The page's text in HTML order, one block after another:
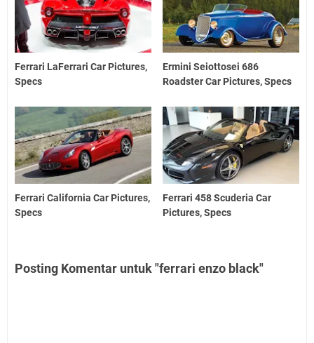
Ferrari LaFerrari Car Pictures,
Specs
Ermini Seiottosei 686
Roadster Car Pictures, Specs
Ferrari California Car Pictures,
Specs
Ferrari 458 Scuderia Car
Pictures, Specs
Posting Komentar untuk "ferrari enzo black"